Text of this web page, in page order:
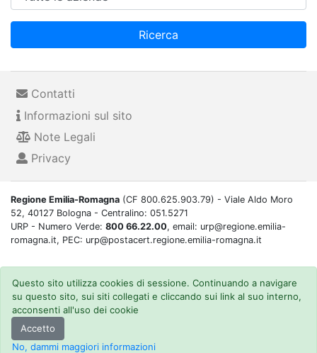
Ricerca
Contatti
Informazioni sul sito
Note Legali
Privacy
Regione Emilia-Romagna (CF 800.625.903.79) - Viale Aldo Moro
52, 40127 Bologna - Centralino: 051.5271
URP - Numero Verde: 800 66.22.00, email: urp@regione.emilia-
romagna.it, PEC: urp@postacert.regione.emilia-romagna.it
Questo sito utilizza cookies di sessione. Continuando a navigare
su questo sito, sui siti collegati e cliccando sui link al suo interno,
acconsenti all'uso dei cookie
Accetto
No, dammi maggiori informazioni